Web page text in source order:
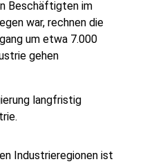
Beschäftigten im
war, rechnen die
um etwa 7.000
gehen
langfristig
Industrieregionen ist